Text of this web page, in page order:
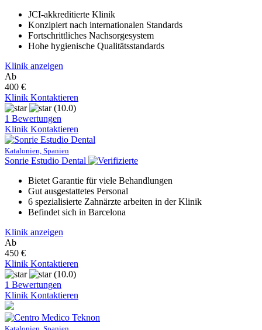
JCI-akkreditierte Klinik
Konzipiert nach internationalen Standards
Fortschrittliches Nachsorgesystem
Hohe hygienische Qualitätsstandards
Klinik anzeigen
Ab
400 €
Klinik Kontaktieren
(10.0)
1 Bewertungen
Klinik Kontaktieren
Katalonien, Spanien
Sonrie Estudio Dental
Bietet Garantie für viele Behandlungen
Gut ausgestattetes Personal
6 spezialisierte Zahnärzte arbeiten in der Klinik
Befindet sich in Barcelona
Klinik anzeigen
Ab
450 €
Klinik Kontaktieren
(10.0)
1 Bewertungen
Klinik Kontaktieren